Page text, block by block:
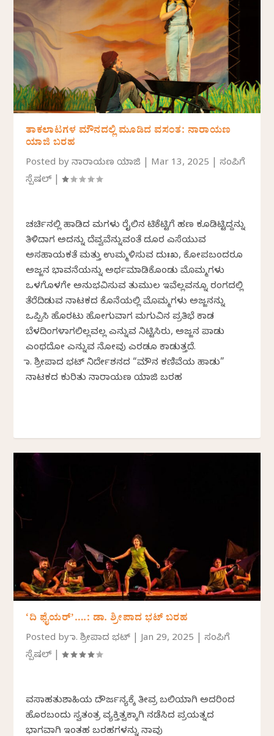
ತಾಕಲಾಟಗಳ ಮೌನದಲ್ಲಿ ಮೂಡಿದ ವಸಂತ: ನಾರಾಯಣ
ಯಾಜಿ ಬರಹ
Posted byನಾರಾಯಣ ಯಾಜಿ Mar 13, 2025 |ಸಂಪಿಗೆ
ಸ್ಪೆಷಲ್ |
ಚರ್ಚಿನಲ್ಲಿ ಹಾಡಿದ ಮಗಳು ರೈಲಿನ ಟಿಕೆಟ್ಟಿಗೆ ಹಣ ಕೂಡಿಟ್ಟಿದ್ದನ್ನು
ತಿಳಿದಾಗ ಅದನ್ನು ದೆವ್ವವೆನ್ನುವಂತೆ ದೂರ ಎಸೆಯುವ
ಅಸಹಾಯಕತೆ ಮತ್ತು ಉಮ್ಮಳಿಸುವ ದುಃಖ, ಕೋಪಬಂದರೂ
ಅಜ್ಜನ ಭಾವನೆಯನ್ನು ಅರ್ಥಮಾಡಿಕೊಂಡು ಮೊಮ್ಮಗಳು
ಒಳಗೊಳಗೇ ಅನುಭವಿಸುವ ತುಮುಲ ಇವೆಲ್ಲವನ್ನೂ ರಂಗದಲ್ಲಿ
ತೆರೆದಿಡುವ ನಾಟಕದ ಕೊನೆಯಲ್ಲಿ ಮೊಮ್ಮಗಳು ಅಜ್ಜನನ್ನು
ಒಪ್ಪಿಸಿ ಹೊರಟು ಹೋಗುವಾಗ ಮಗುವಿನ ಪ್ರತಿಭೆ ಕಾಡ
ಬೆಳದಿಂಗಳಾಗಲಿಲ್ಲವಲ್ಲ ಎನ್ನುವ ನಿಟ್ಟಿಸಿರು, ಅಜ್ಜನ ಪಾಡು
ಎಂಥದೋ ಎನ್ನುವ ನೋವು ಎರಡೂ ಕಾಡುತ್ತದೆ.
ಡಾ. ಶ್ರೀಪಾದ ಭಟ್ ನಿರ್ದೇಶನದ “ಮೌನ ಕಣಿವೆಯ ಹಾಡು”
ನಾಟಕದ ಕುರಿತು ನಾರಾಯಣ ಯಾಜಿ ಬರಹ
‘ದಿ ಫೈಯರ್’….: ಡಾ. ಶ್ರೀಪಾದ ಭಟ್‌ ಬರಹ
Posted byಡಾ. ಶ್ರೀಪಾದ ಭಟ್ |Jan 29, 2025 |ಸಂಪಿಗೆ
ಸ್ಪೆಷಲ್ |
ವಸಾಹತುಶಾಹಿಯ ದೌರ್ಜನ್ಯಕ್ಕೆ ತೀವ್ರ ಬಲಿಯಾಗಿ ಅದರಿಂದ
ಹೊರಬಂದು ಸ್ವತಂತ್ರ ವ್ಯಕ್ತಿತ್ವಕ್ಕಾಗಿ ನಡೆಸಿದ ಪ್ರಯತ್ನದ
ಭಾಗವಾಗಿ ಇಂತಹ ಬರಹಗಳನ್ನು ನಾವು